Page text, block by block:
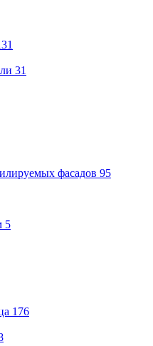
31
фасадов 95
5
176